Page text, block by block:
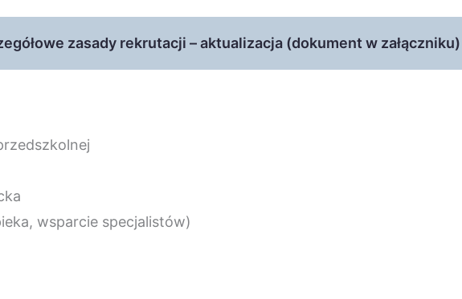
zasady rekrutacji – aktualizacja (dokument w załączniku)
wsparcie specjalistów)